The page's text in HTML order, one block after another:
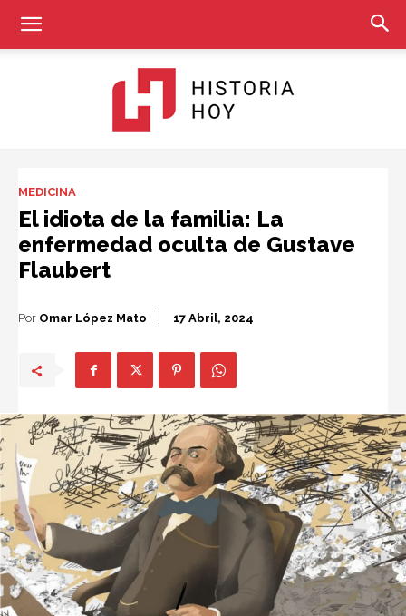
Hoy
MEDICINA
El idiota de la familia: La
enfermedad oculta de Gustave
Flaubert
Por Omar López Mato 17 Abril, 2024